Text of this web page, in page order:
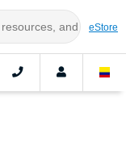
eStore